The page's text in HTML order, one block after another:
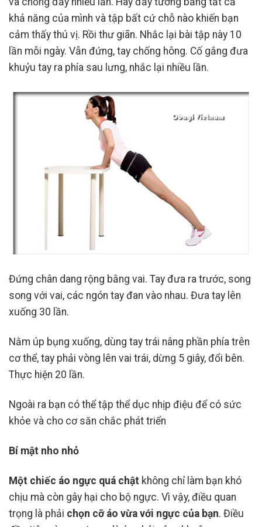
khả năng của mình và tập bất cứ chỗ nào khiến bạn
cảm thấy thú vị. Rồi thư giãn. Nhắc lại bài tập này 10
lần mỗi ngày. Vẫn đứng, tay chống hông. Cố gắng đưa
khuỷu tay ra phía sau lưng, nhắc lại nhiều lần.
Đứng chân dang rộng bằng vai. Tay đưa ra trước, song
song với vai, các ngón tay đan vào nhau. Đưa tay lên
xuống 30 lần.
Nằm úp bụng xuống, dùng tay trái nâng phần phía trên
cơ thể, tay phải vòng lên vai trái, dừng 5 giây, đổi bên.
Thực hiện 20 lần.
Ngoài ra bạn có thể tập thể dục nhịp điệu để có sức
khỏe và cho cơ săn chắc phát triển
Bí mật nho nhỏ
Một chiếc áo ngực quá chật không chỉ làm bạn khó
chịu mà còn gây hại cho bộ ngực. Vì vậy, điều quan
trọng là phải chọn cỡ áo vừa với ngực của bạn. Điều